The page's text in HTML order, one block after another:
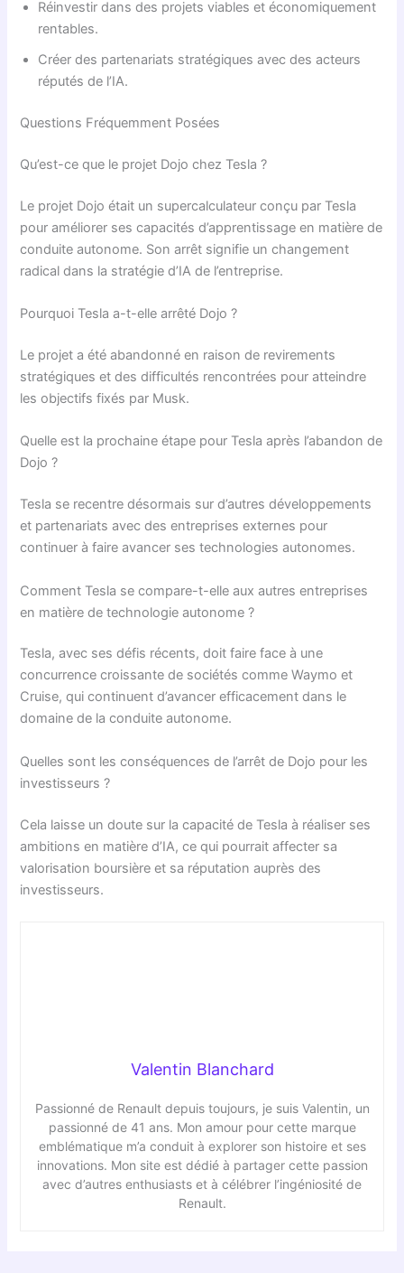
Réinvestir dans des projets viables et économiquement
rentables.
Créer des partenariats stratégiques avec des acteurs
réputés de l’IA.
Questions Fréquemment Posées
Qu’est-ce que le projet Dojo chez Tesla ?
Le projet Dojo était un supercalculateur conçu par Tesla
pour améliorer ses capacités d’apprentissage en matière de
conduite autonome. Son arrêt signifie un changement
radical dans la stratégie d’IA de l’entreprise.
Pourquoi Tesla a-t-elle arrêté Dojo ?
Le projet a été abandonné en raison de revirements
stratégiques et des difficultés rencontrées pour atteindre
les objectifs fixés par Musk.
Quelle est la prochaine étape pour Tesla après l’abandon de
Dojo ?
Tesla se recentre désormais sur d’autres développements
et partenariats avec des entreprises externes pour
continuer à faire avancer ses technologies autonomes.
Comment Tesla se compare-t-elle aux autres entreprises
en matière de technologie autonome ?
Tesla, avec ses défis récents, doit faire face à une
concurrence croissante de sociétés comme Waymo et
Cruise, qui continuent d’avancer efficacement dans le
domaine de la conduite autonome.
Quelles sont les conséquences de l’arrêt de Dojo pour les
investisseurs ?
Cela laisse un doute sur la capacité de Tesla à réaliser ses
ambitions en matière d’IA, ce qui pourrait affecter sa
valorisation boursière et sa réputation auprès des
investisseurs.
Valentin Blanchard
Passionné de Renault depuis toujours, je suis Valentin, un
passionné de 41 ans. Mon amour pour cette marque
emblématique m’a conduit à explorer son histoire et ses
innovations. Mon site est dédié à partager cette passion
avec d’autres enthusiasts et à célébrer l’ingéniosité de
Renault.